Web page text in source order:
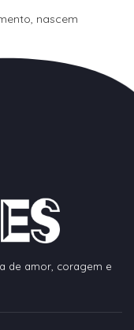
nascem
de amor, coragem e